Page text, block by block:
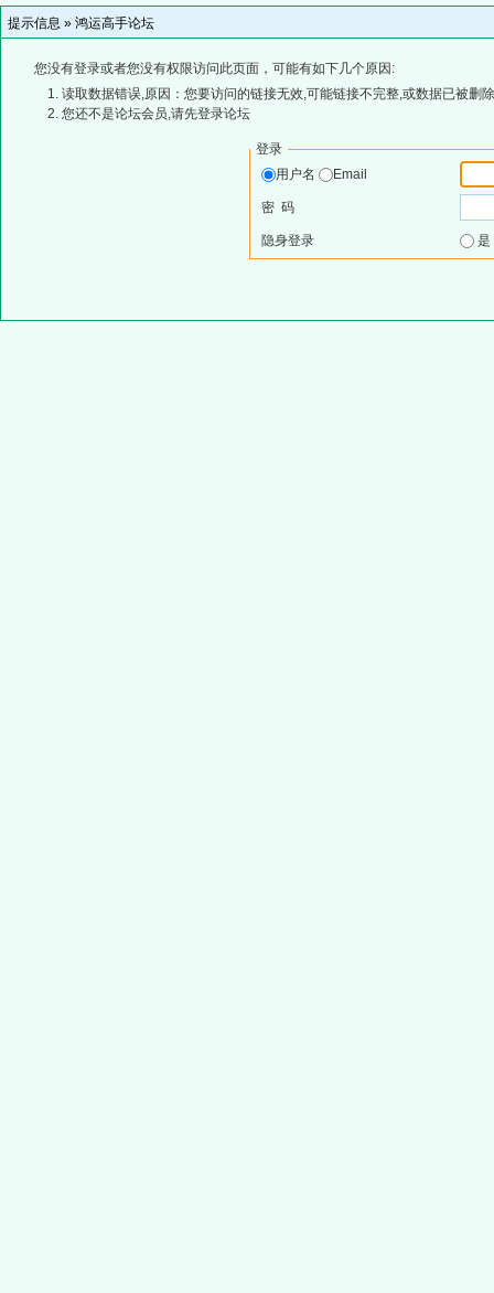
提示信息 » 鸿运高手论坛
您没有登录或者您没有权限访问此页面，可能有如下几个原因:
读取数据错误,原因：您要访问的链接无效,可能链接不完整,或数据已被删
您还不是论坛会员,请先登录论坛
登录
用户名
Email
密 码
隐身登录